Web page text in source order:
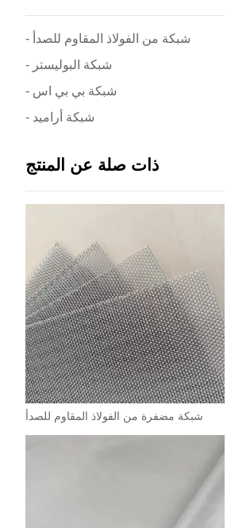
- شبكة من الفولاذ المقاوم للصدأ
- شبكة البوليستر
- شبكة بي بي اس
- شبكة أراميد
ذات صلة عن المنتج
شبكة مضفرة من الفولاذ المقاوم للصدأ